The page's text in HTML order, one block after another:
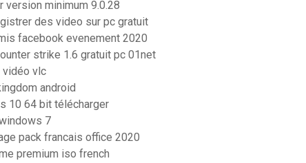
version minimum 9.0.28
des video sur pc gratuit
facebook evenement 2020
strike 1.6 gratuit pc 01net
vidéo vlc
android
10 64 bit télécharger
7
pack francais office 2020
premium iso french